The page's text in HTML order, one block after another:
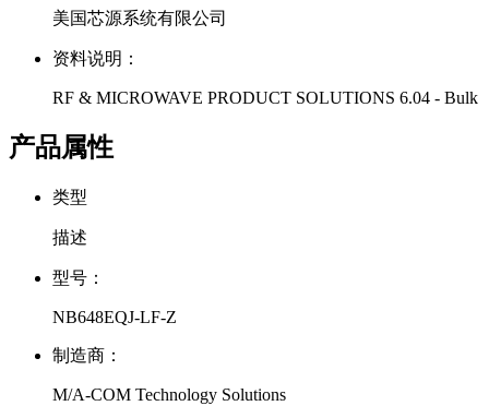
美国芯源系统有限公司
资料说明：
RF & MICROWAVE PRODUCT SOLUTIONS 6.04 - Bulk
产品属性
类型
描述
型号：
NB648EQJ-LF-Z
制造商：
M/A-COM Technology Solutions